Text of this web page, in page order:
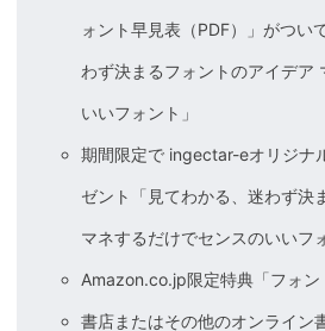
ォント早見表（PDF）」がつい
わず決まるフォントのアイデア
いいフォント」
期間限定で ingectar-eオリジナ
ゼント「見てわかる、迷わず決
マネするだけでセンスのいいフ
Amazon.co.jp限定特典「フォン
書店またはその他のオンライン